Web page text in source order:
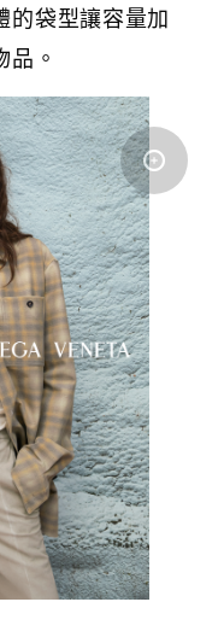
的袋型讓容量加
。